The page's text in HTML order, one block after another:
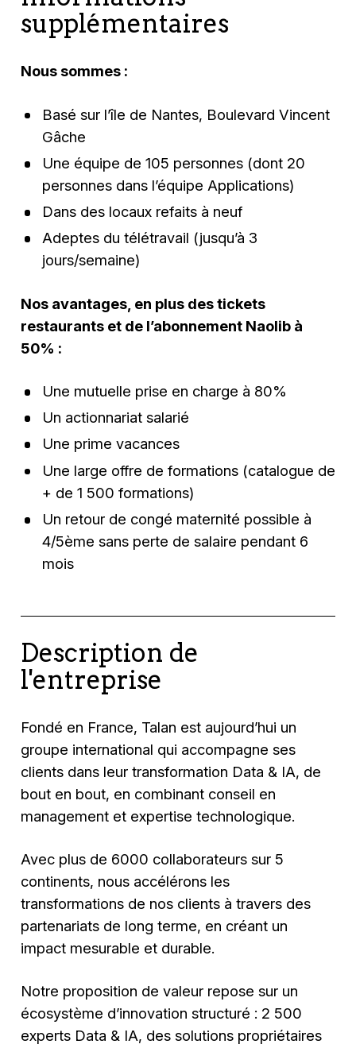
supplémentaires
Nous sommes :
Basé sur l’île de Nantes, Boulevard Vincent
Gâche
Une équipe de 105 personnes (dont 20
personnes dans l’équipe Applications)
Dans des locaux refaits à neuf
Adeptes du télétravail (jusqu’à 3
jours/semaine)
Nos avantages, en plus des tickets
restaurants et de l’abonnement Naolib à
50% :
Une mutuelle prise en charge à 80%
Un actionnariat salarié
Une prime vacances
Une large offre de formations (catalogue de
+ de 1 500 formations)
Un retour de congé maternité possible à
4/5ème sans perte de salaire pendant 6
mois
Description de
l'entreprise
Fondé en France, Talan est aujourd’hui un
groupe international qui accompagne ses
clients dans leur transformation Data & IA, de
bout en bout, en combinant conseil en
management et expertise technologique.
Avec plus de 6000 collaborateurs sur 5
continents, nous accélérons les
transformations de nos clients à travers des
partenariats de long terme, en créant un
impact mesurable et durable.
Notre proposition de valeur repose sur un
écosystème d’innovation structuré : 2 500
experts Data & IA, des solutions propriétaires